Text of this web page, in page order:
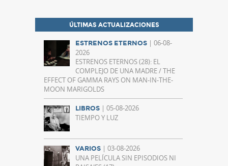
ÚLTIMAS ACTUALIZACIONES
ESTRENOS ETERNOS | 06-08-
2026
ESTRENOS ETERNOS (28): EL
COMPLEJO DE UNA MADRE / THE
EFFECT OF GAMMA RAYS ON MAN-IN-THE-
MOON MARIGOLDS
LIBROS | 05-08-2026
TIEMPO Y LUZ
VARIOS | 03-08-2026
UNA PELÍCULA SIN EPISODIOS NI